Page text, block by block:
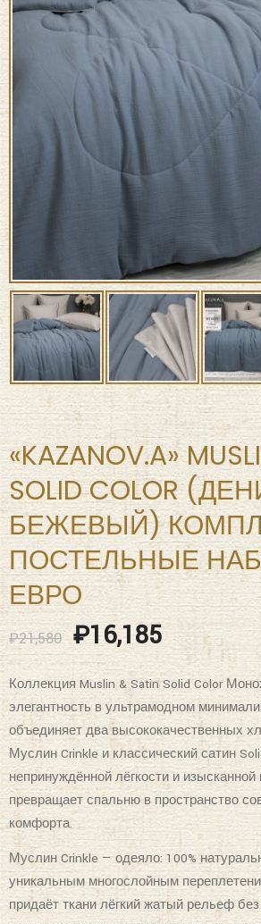
«KAZANOV.A»
SOLID COLOR
БЕЖЕВЫЙ)
ПОСТЕЛЬНЫЕ
ЕВРО
₽ 21,580 ₽16,185
Коллекция Muslin & Satin Solid Color
элегантность в ультрамодном
объединяет два высококачественных
Муслин Crinkle и классический сатин
непринуждённой лёгкости и изысканной
превращает спальню в пространство
комфорта.
Муслин Crinkle — одеяло: 100%
уникальным многослойным
придаёт ткани лёгкий жатый рельеф
«состаривания», гарантирует прочность